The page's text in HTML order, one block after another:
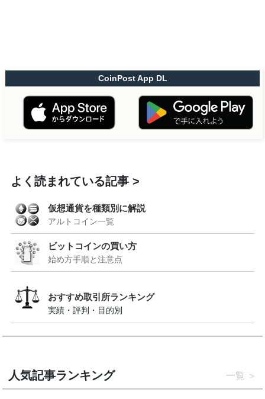
CoinPost App DL
よく読まれている記事
仮想通貨を種類別に解説
アルトコイン一覧
ビットコインの買い方
始め方手順と注意点
おすすめ取引所ランキング
実績・評判・目的別
人気記事ランキング 一覧